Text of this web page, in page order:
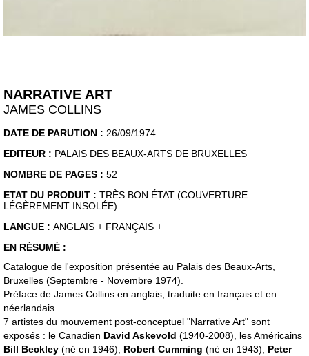
NARRATIVE ART
JAMES COLLINS
DATE DE PARUTION : 26/09/1974
EDITEUR : PALAIS DES BEAUX-ARTS DE BRUXELLES
NOMBRE DE PAGES : 52
ETAT DU PRODUIT : TRÈS BON ÉTAT (COUVERTURE
LÉGÈREMENT INSOLÉE)
LANGUE : ANGLAIS + FRANÇAIS +
EN RÉSUMÉ :
Catalogue de l'exposition présentée au Palais des Beaux-Arts,
Bruxelles (Septembre - Novembre 1974).
Préface de James Collins en anglais, traduite en français et en
néerlandais.
7 artistes du mouvement post-conceptuel "Narrative Art" sont
exposés : le Canadien David Askevold (1940-2008), les Américains
Bill Beckley (né en 1946), Robert Cumming (né en 1943), Peter